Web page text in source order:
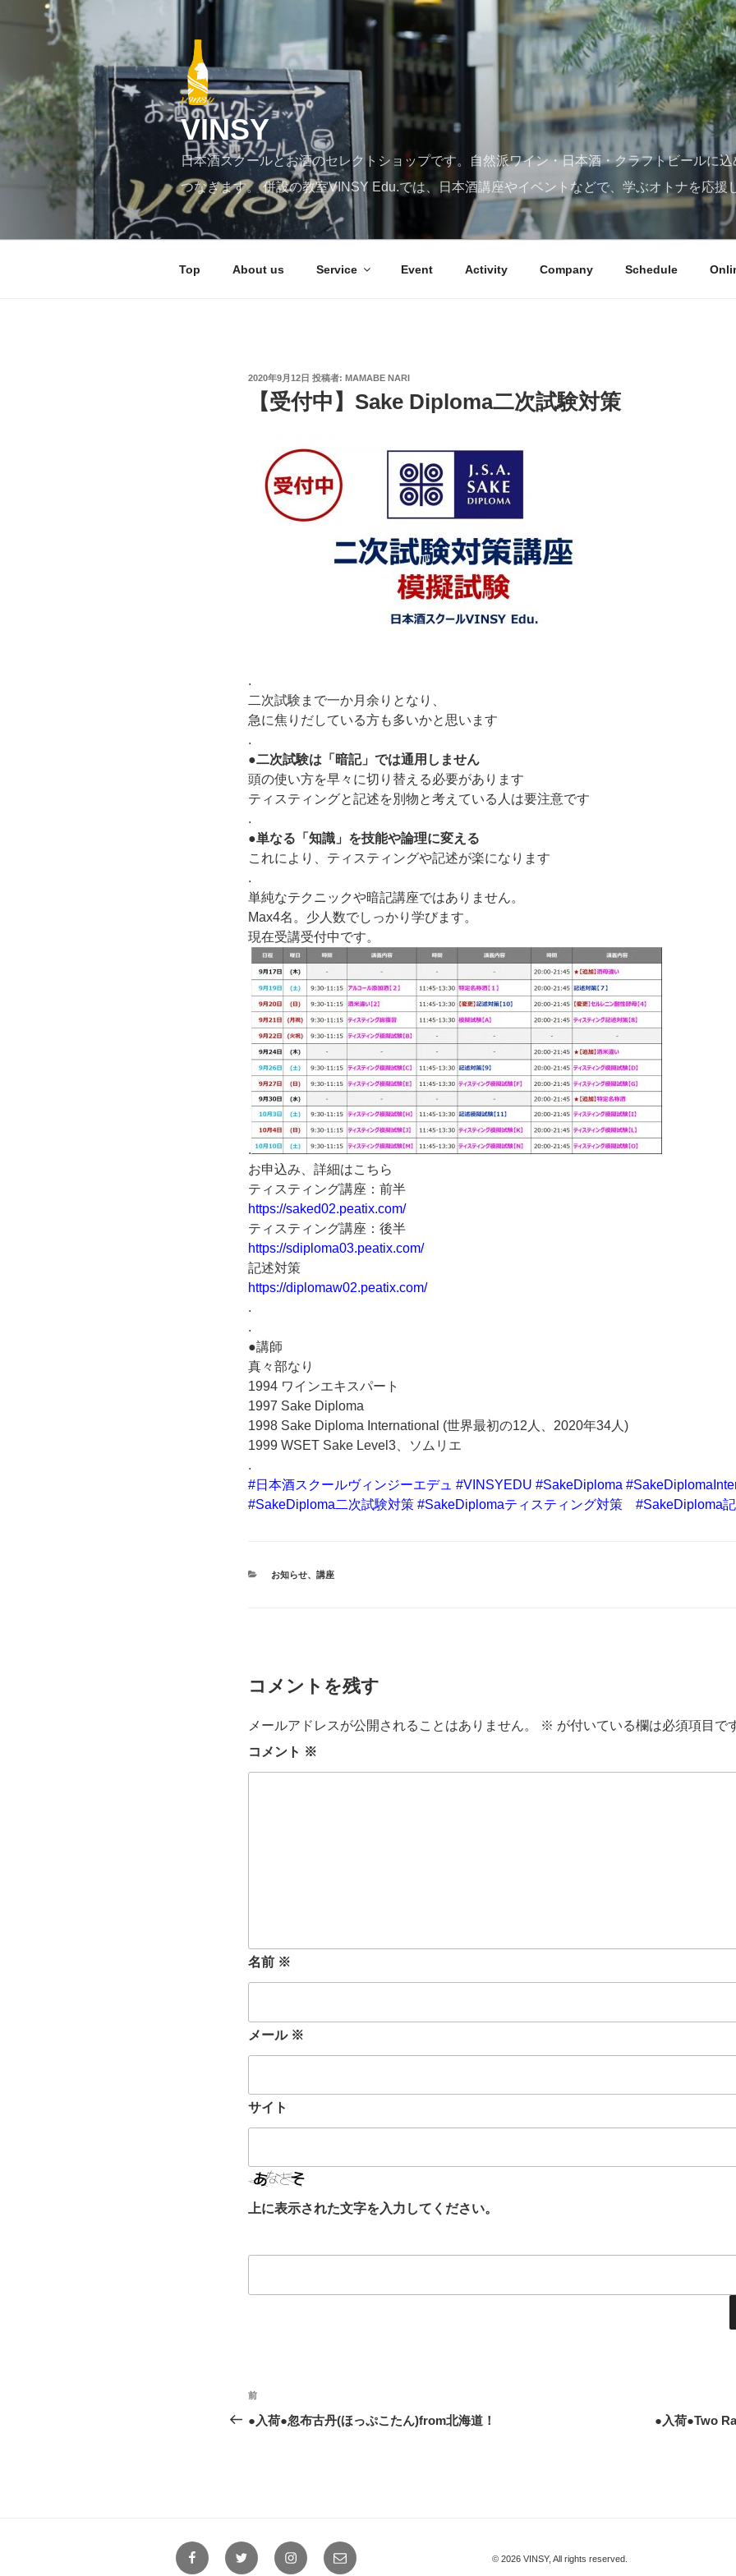
ツ
へ
ス
ッ
VINSY
日本酒スクールとお酒のセレクトショップです。自然派ワイン・日本酒・クラフトビールに
つなぎます。 併設の教室VINSY Edu.では、日本酒講座やイベントなどで、学ぶオトナを応援
Top About us Service Event Activity Company Schedule
投
2020年9月12日 投稿者: MAMABE NARI
【受付中】Sake Diploma二次試験対策
.
二次試験まで一か月余りとなり、
急に焦りだしている方も多いかと思います
.
●二次試験は「暗記」では通用しません
頭の使い方を早々に切り替える必要があります
ティスティングと記述を別物と考えている人は要注意です
.
●単なる「知識」を技能や論理に変える
これにより、ティスティングや記述が楽になります
.
単純なテクニックや暗記講座ではありません。
Max4名。少人数でしっかり学びます。
現在受講受付中です。
.
お申込み、詳細はこちら
ティスティング講座：前半
https://saked02.peatix.com/
ティスティング講座：後半
https://sdiploma03.peatix.com/
記述対策
https://diplomaw02.peatix.com/
.
.
●講師
真々部なり
1994 ワインエキスパート
1997 Sake Diploma
1998 Sake Diploma International (世界最初の12人、2020年34人)
1999 WSET Sake Level3、ソムリエ
.
#日本酒スクールヴィンジーエデュ #VINSYEDU #SakeDiploma
#SakeDiploma二次試験対策 #SakeDiplomaティスティング対策 #SakeDiploma
カ
お知らせ、 講座
コメントを残す
メールアドレスが公開されることはありません。 ※ が付いている欄は必須項目で
コメント ※
名前 ※
メール ※
サイト
上に表示された文字を入力してください。
投
稿
ー
シ
前
の
前
●入荷●忽布古丹(ほっぷこたん)from北海道！ ●入荷●Two
FacebookTwitter Instagramメ
ー
© 2026 VINSY, All rights reserved.